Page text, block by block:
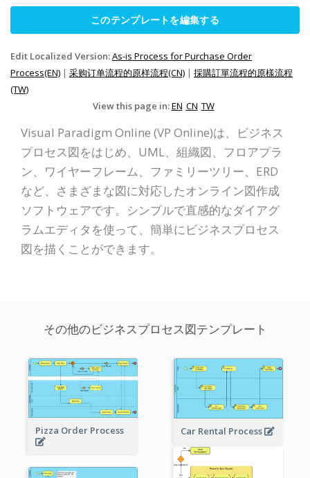
このテンプレートを編集する
Edit Localized Version:As-is Process for Purchase Order
Process(EN) | 采购订单流程的原样流程(CN) | 採購訂單流程的原樣流程
(TW)
View this page in:EN CN TW
Visual Paradigm Online (VP Online)は、ビジネス
プロセス図をはじめ、UML、組織図、フロアプラ
ン、ワイヤーフレーム、ファミリーツリー、ERD
など、さまざまな図に対応したオンライン図作成
ソフトウェアです。シンプルで直感的なダイアグ
ラムエディタを使って、簡単にビジネスプロセス
図を描くことができます。
その他のビジネスプロセス図テンプレート
Pizza Order Process Car Rental Process